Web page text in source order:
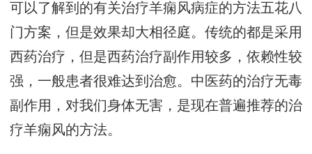
可以了解到的有关治疗羊痫风病症的方法五花八
门方案，但是效果却大相径庭。传统的都是采用
西药治疗，但是西药治疗副作用较多，依赖性较
强，一般患者很难达到治愈。中医药的治疗无毒
副作用，对我们身体无害，是现在普遍推荐的治
疗羊痫风的方法。